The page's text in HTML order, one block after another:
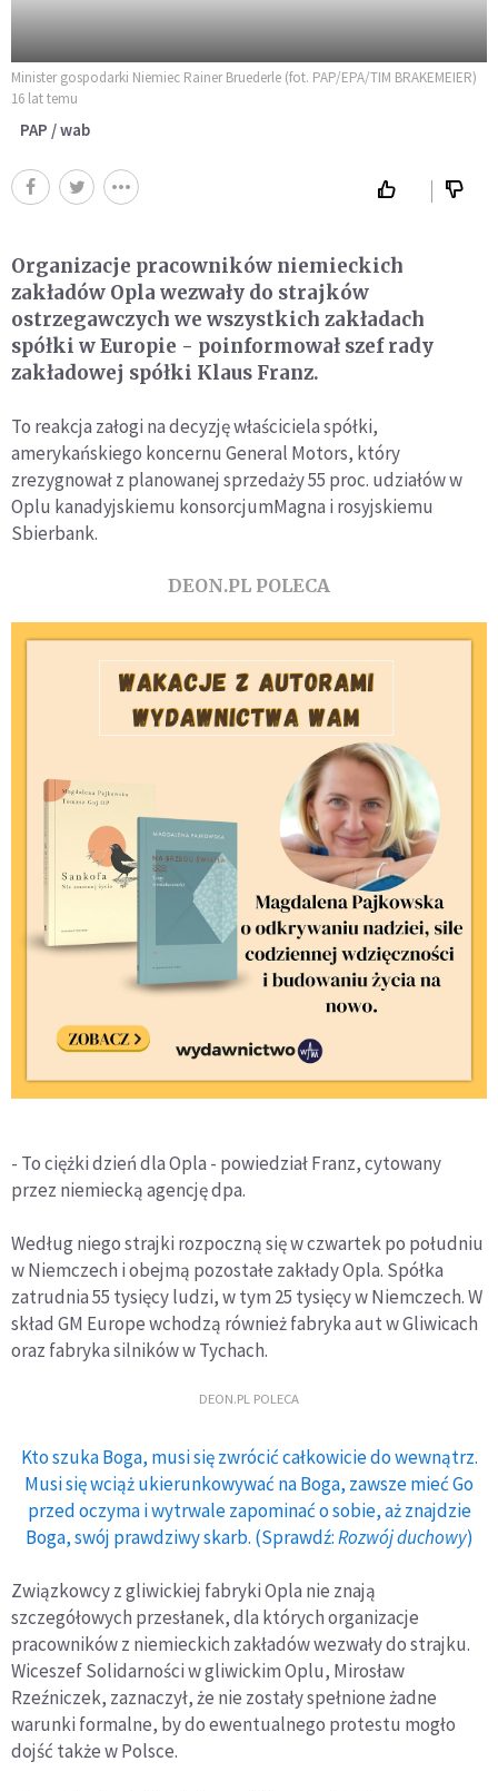
Minister gospodarki Niemiec Rainer Bruederle (fot. PAP/EPA/TIM BRAKEMEIER)
16 lat temu
PAP / wab
Organizacje pracowników niemieckich
zakładów Opla wezwały do strajków
ostrzegawczych we wszystkich zakładach
spółki w Europie - poinformował szef rady
zakładowej spółki Klaus Franz.
To reakcja załogi na decyzję właściciela spółki,
amerykańskiego koncernu General Motors, który
zrezygnował z planowanej sprzedaży 55 proc. udziałów w
Oplu kanadyjskiemu konsorcjumMagna i rosyjskiemu
Sbierbank.
DEON.PL POLECA
- To ciężki dzień dla Opla - powiedział Franz, cytowany
przez niemiecką agencję dpa.
Według niego strajki rozpoczną się w czwartek po południu
w Niemczech i obejmą pozostałe zakłady Opla. Spółka
zatrudnia 55 tysięcy ludzi, w tym 25 tysięcy w Niemczech. W
skład GM Europe wchodzą również fabryka aut w Gliwicach
oraz fabryka silników w Tychach.
DEON.PL POLECA
Kto szuka Boga, musi się zwrócić całkowicie do wewnątrz.
Musi się wciąż ukierunkowywać na Boga, zawsze mieć Go
przed oczyma i wytrwale zapominać o sobie, aż znajdzie
Boga, swój prawdziwy skarb. (Sprawdź:Rozwój duchowy)
Związkowcy z gliwickiej fabryki Opla nie znają
szczegółowych przesłanek, dla których organizacje
pracowników z niemieckich zakładów wezwały do strajku.
Wiceszef Solidarności w gliwickim Oplu, Mirosław
Rzeźniczek, zaznaczył, że nie zostały spełnione żadne
warunki formalne, by do ewentualnego protestu mogło
dojść także w Polsce.